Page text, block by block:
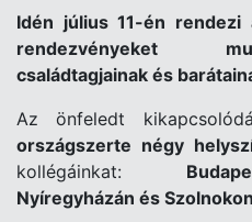
Idén július 11-én
rendezvényeket
családtagjainak és
Az önfeledt
országszerte négy
kollégáinkat:
Nyíregyházán és